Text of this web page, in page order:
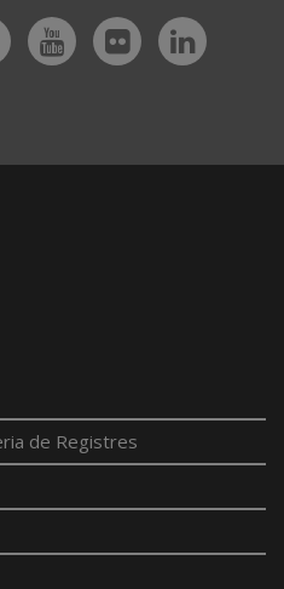
TwitterYoutubeFlickr
de Registres